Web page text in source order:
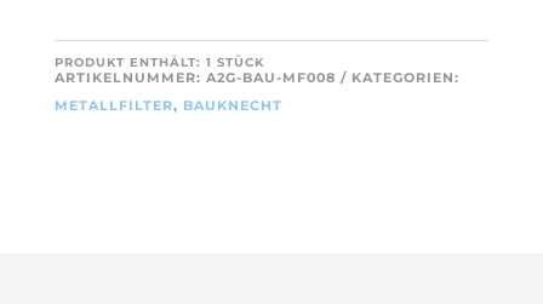
FÜR
BAUKNECHT
T
E
R
PRODUKT ENTHÄLT: 1 STÜCK
ARTIKELNUMMER: A2G-BAU-MF008
KATEGORIEN:
METALLFILTER, BAUKNECHT